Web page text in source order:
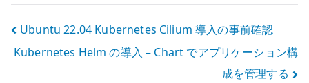
投
稿
Ubuntu 22.04 Kubernetes Cilium 導入の事前確認
Kubernetes Helm の導入 – Chart でアプリケーション構
成を管理する